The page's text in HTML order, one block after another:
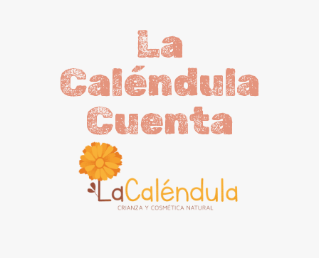
La
Caléndula
Cuenta